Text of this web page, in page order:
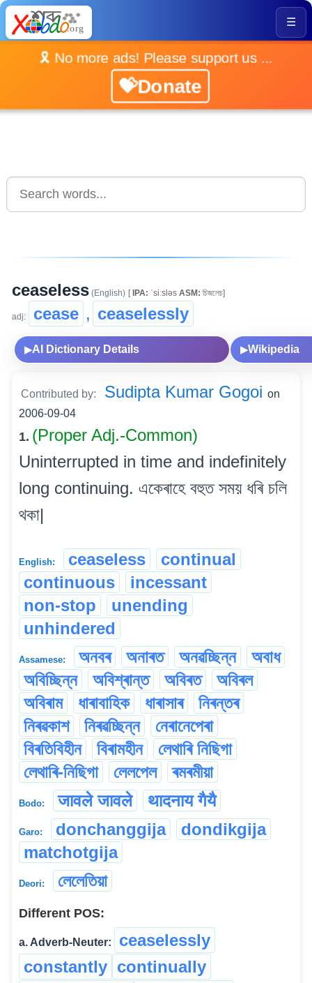
☰
🎗️ No more ads! Please support us ...
💝Donate
ceaseless (English) [IPA: ˈsiːsləs ASM: চিজলেচ]
adj: cease , ceaselessly
▶AI Dictionary Details ▶Wikipedia
Contributed by: Sudipta Kumar Gogoi on
2006-09-04
1. (Proper Adj.-Common)
Uninterrupted in time and indefinitely
long continuing. একেৰাহে বহুত সময় ধৰি চলি
থকা|
English: ceaseless
continual
continuous
incessant
non-stop
unending
unhindered
Assamese: অনবৰ অনাৰত অনৱচ্ছিন্ন
অবাধ
অবিচ্ছিন্ন
অবিশ্ৰান্ত অবিৰত
অবিৰল
অবিৰাম
ধাৰাবাহিক ধাৰাসাৰ
নিৰন্তৰ
নিৰৱকাশ
নিৰৱচ্ছিন্ন
নেৰানেপেৰা
বিৰতিবিহীন
বিৰামহীন
লেথাৰি নিছিগা
লেথাৰি-নিছিগা
লেলপেল ৰমৰমীয়া
Bodo: जावले जावले थादनाय गैयै
Garo: donchanggija
dondikgija
matchotgija
Deori: লেলেতিয়া
Different POS:
a. Adverb-Neuter:
ceaselessly
constantly continually